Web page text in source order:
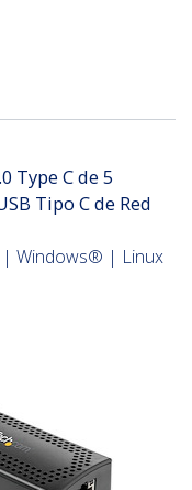
Type C de 5
Tipo C de Red
| Windows® | Linux